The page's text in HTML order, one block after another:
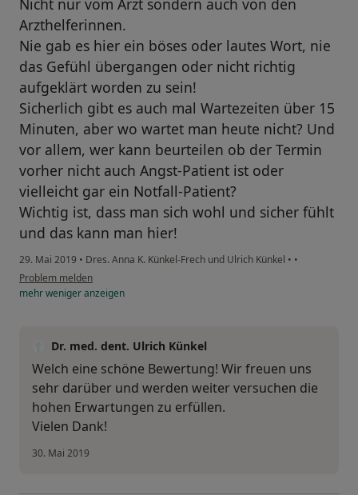
Nicht nur vom Arzt sondern auch von den
Arzthelferinnen.
Nie gab es hier ein böses oder lautes Wort, nie
das Gefühl übergangen oder nicht richtig
aufgeklärt worden zu sein!
Sicherlich gibt es auch mal Wartezeiten über 15
Minuten, aber wo wartet man heute nicht? Und
vor allem, wer kann beurteilen ob der Termin
vorher nicht auch Angst-Patient ist oder
vielleicht gar ein Notfall-Patient?
Wichtig ist, dass man sich wohl und sicher fühlt
und das kann man hier!
29. Mai 2019 • Dres. Anna K. Künkel-Frech und Ulrich Künkel • •
Problem melden
mehrwenigeranzeigen
Dr. med. dent. Ulrich Künkel
Welch eine schöne Bewertung! Wir freuen uns
sehr darüber und werden weiter versuchen die
hohen Erwartungen zu erfüllen.
Vielen Dank!
30. Mai 2019